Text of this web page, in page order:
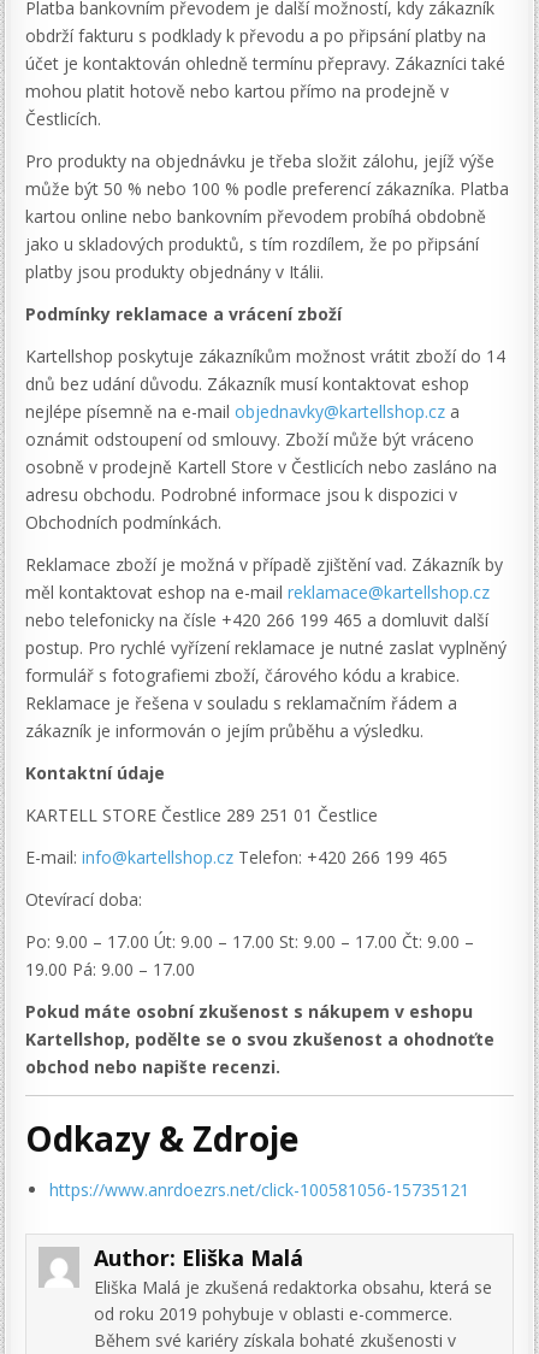
Platba bankovním převodem je další možností, kdy zákazník
obdrží fakturu s podklady k převodu a po připsání platby na
účet je kontaktován ohledně termínu přepravy. Zákazníci také
mohou platit hotově nebo kartou přímo na prodejně v
Čestlicích.
Pro produkty na objednávku je třeba složit zálohu, jejíž výše
může být 50 % nebo 100 % podle preferencí zákazníka. Platba
kartou online nebo bankovním převodem probíhá obdobně
jako u skladových produktů, s tím rozdílem, že po připsání
platby jsou produkty objednány v Itálii.
Podmínky reklamace a vrácení zboží
Kartellshop poskytuje zákazníkům možnost vrátit zboží do 14
dnů bez udání důvodu. Zákazník musí kontaktovat eshop
nejlépe písemně na e-mailobjednavky@kartellshop.cz a
oznámit odstoupení od smlouvy. Zboží může být vráceno
osobně v prodejně Kartell Store v Čestlicích nebo zasláno na
adresu obchodu. Podrobné informace jsou k dispozici v
Obchodních podmínkách.
Reklamace zboží je možná v případě zjištění vad. Zákazník by
měl kontaktovat eshop na e-mailreklamace@kartellshop.cz
nebo telefonicky na čísle +420 266 199 465 a domluvit další
postup. Pro rychlé vyřízení reklamace je nutné zaslat vyplněný
formulář s fotografiemi zboží, čárového kódu a krabice.
Reklamace je řešena v souladu s reklamačním řádem a
zákazník je informován o jejím průběhu a výsledku.
Kontaktní údaje
KARTELL STORE Čestlice 289 251 01 Čestlice
E-mail:info@kartellshop.cz Telefon: +420 266 199 465
Otevírací doba:
Po: 9.00 – 17.00 Út: 9.00 – 17.00 St: 9.00 – 17.00 Čt: 9.00 –
19.00 Pá: 9.00 – 17.00
Pokud máte osobní zkušenost s nákupem v eshopu
Kartellshop, podělte se o svou zkušenost a ohodnoťte
obchod nebo napište recenzi.
Odkazy & Zdroje
https://www.anrdoezrs.net/click-100581056-15735121
Author: Eliška Malá
Eliška Malá je zkušená redaktorka obsahu, která se
od roku 2019 pohybuje v oblasti e-commerce.
Během své kariéry získala bohaté zkušenosti v